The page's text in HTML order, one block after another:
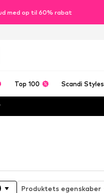
med op til 60% rabat
Top 100 Scandi Styles
Produktets egenskaber